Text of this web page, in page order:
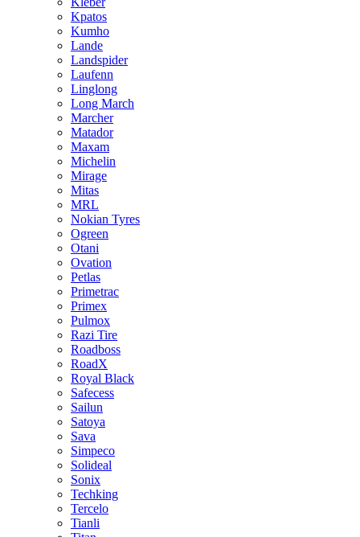
Kpatos
Kumho
Lande
Landspider
Laufenn
Linglong
Long March
Marcher
Matador
Maxam
Michelin
Mirage
Mitas
MRL
Nokian Tyres
Ogreen
Otani
Ovation
Petlas
Primetrac
Primex
Pulmox
Razi Tire
Roadboss
RoadX
Royal Black
Safecess
Sailun
Satoya
Sava
Simpeco
Solideal
Sonix
Techking
Tercelo
Tianli